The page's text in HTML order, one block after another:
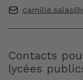
Contacts
lycées